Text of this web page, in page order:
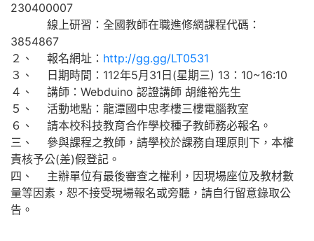
230400007
線上研習：全國教師在職進修網課程代碼：
3854867
２、 報名網址： http://gg.gg/LT0531
３、 日期時間：112年5月31日(星期三) 13：10~16:10
４、 講師：Webduino 認證講師 胡維裕先生
５、 活動地點：龍潭國中忠孝樓三樓電腦教室
６、 請本校科技教育合作學校種子教師務必報名。
三、 參與課程之教師，請學校於課務自理原則下，本權
責核予公(差)假登記。
四、 主辦單位有最後審查之權利，因現場座位及教材數
量等因素，恕不接受現場報名或旁聽，請自行留意錄取公
告。